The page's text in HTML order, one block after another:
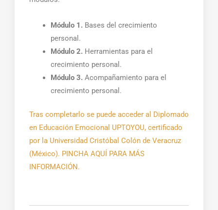
Módulo 1.Bases del crecimiento
personal.
Módulo 2.Herramientas para el
crecimiento personal.
Módulo 3.Acompañamiento para el
crecimiento personal.
Tras completarlo se puede acceder al Diplomado
en Educación Emocional UPTOYOU, certificado
por la Universidad Cristóbal Colón de Veracruz
(México). PINCHA AQUÍ PARA MÁS
INFORMACIÓN.